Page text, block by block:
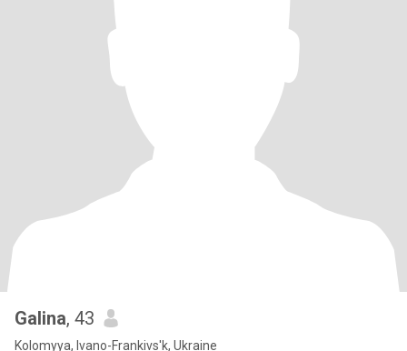
Galina, 43
Kolomyya, Ivano-Frankivs'k, Ukraine